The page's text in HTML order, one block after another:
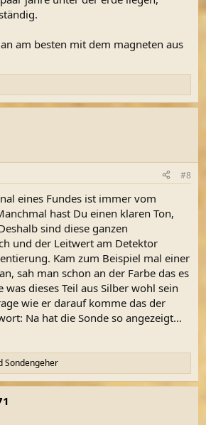
am besten mit dem magneten aus
#8
eines Fundes ist immer vom
hast Du einen klaren Ton,
sind diese ganzen
und der Leitwert am Detektor
Kam zum Beispiel mal einer
sah man schon an der Farbe das es
dieses Teil aus Silber wohl sein
wie er darauf komme das der
Na hat die Sonde so angezeigt...
Sondengeher